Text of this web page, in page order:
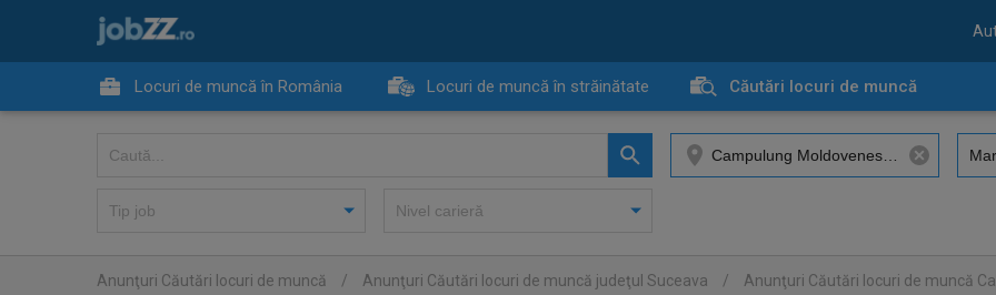
Locuri de muncă în România Locuri de muncă în străinătate Căutări locuri de muncă
Anunţuri Căutări locuri de muncă / Anunţuri Căutări locuri de muncă judeţul Suceava / Anunţuri Căutări locuri de muncă